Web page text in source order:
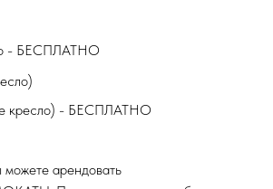
- БЕСПЛАТНО
кресло) - БЕСПЛАТНО
арендовать